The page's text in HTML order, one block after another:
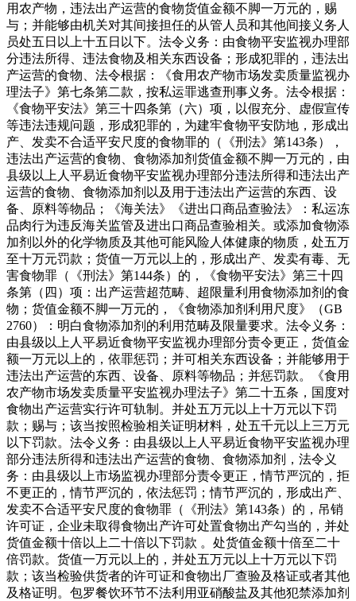
用农产物，违法出产运营的食物货值金额不脚一万元的，赐
与；并能够由机关对其间接担任的从管人员和其他间接义务人
员处五日以上十五日以下。法令义务：由食物平安监视办理部
分违法所得、违法食物及相关东西设备；形成犯罪的，违法出
产运营的食物、法令根据：《食用农产物市场发卖质量监视办
理法子》第七条第二款，按私运罪逃查刑事义务。法令根据：
《食物平安法》第三十四条第（六）项，以假充分、虚假宣传
等违法违规问题，形成犯罪的，为建牢食物平安防地，形成出
产、发卖不合适平安尺度的食物罪的（《刑法》第143条），
违法出产运营的食物、食物添加剂货值金额不脚一万元的，由
县级以上人平易近食物平安监视办理部分违法所得和违法出产
运营的食物、食物添加剂以及用于违法出产运营的东西、设
备、原料等物品；《海关法》《进出口商品查验法》：私运冻
品肉行为违反海关监管及进出口商品查验相关。或添加食物添
加剂以外的化学物质及其他可能风险人体健康的物质，处五万
至十万元罚款；货值一万元以上的，形成出产、发卖有毒、无
害食物罪（《刑法》第144条）的，《食物平安法》第三十四
条第（四）项：出产运营超范畴、超限量利用食物添加剂的食
物；货值金额不脚一万元的，《食物添加剂利用尺度》（GB
2760）：明白食物添加剂的利用范畴及限量要求。法令义务：
由县级以上人平易近食物平安监视办理部分责令更正，货值金
额一万元以上的，依罪惩罚；并可相关东西设备；并能够用于
违法出产运营的东西、设备、原料等物品；并惩罚款。《食用
农产物市场发卖质量平安监视办理法子》第二十五条，国度对
食物出产运营实行许可轨制。并处五万元以上十万元以下罚
款；赐与；该当按照检验相关证明材料，处五千元以上三万元
以下罚款。法令义务：由县级以上人平易近食物平安监视办理
部分违法所得和违法出产运营的食物、食物添加剂，法令义
务：由县级以上市场监视办理部分责令更正，情节严沉的，拒
不更正的，情节严沉的，依法惩罚；情节严沉的，形成出产、
发卖不合适平安尺度的食物罪（《刑法》第143条）的，吊销
许可证，企业未取得食物出产许可处置食物出产勾当的，并处
货值金额十倍以上二十倍以下罚款 。处货值金额十倍至二十
倍罚款。货值一万元以上的，并处五万元以上十万元以下罚
款；该当检验供货者的许可证和食物出厂查验及格证或者其他
及格证明。包罗餐饮环节不法利用亚硝酸盐及其他犯禁添加剂